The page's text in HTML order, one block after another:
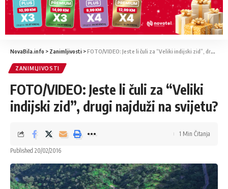
NovaBila.info > Zanimljivosti >FOTO/VIDEO: Jeste li čuli za “Veliki indijski zid”, drugi najduži na svijetu?
ZANIMLJIVOSTI
FOTO/VIDEO: Jeste li čuli za “Veliki
indijski zid”, drugi najduži na svijetu?
Published 20/02/2016
1 Min Čitanja